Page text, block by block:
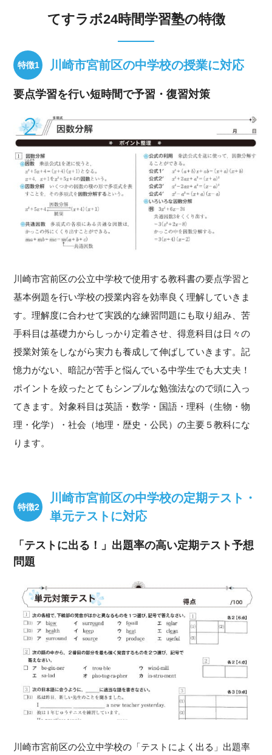
てすラボ24時間学習塾の特徴
川崎市宮前区の中学校の授業に対応
要点学習を行い短時間で予習・復習対策
川崎市宮前区の公立中学校で使用する教科書の要点学習と
基本例題を行い学校の授業内容を効率良く理解していきま
す。理解度に合わせて実践的な練習問題にも取り組み、苦
手科目は基礎力からしっかり定着させ、得意科目は日々の
授業対策をしながら実力も養成して伸ばしていきます。記
憶力がない、暗記が苦手と悩んでいる中学生でも大丈夫！
ポイントを絞ったとてもシンプルな勉強法なので頭に入っ
てきます。対象科目は英語・数学・国語・理科（生物・物
理・化学）・社会（地理・歴史・公民）の主要５教科にな
ります。
川崎市宮前区の中学校の定期テスト・
単元テストに対応
「テストに出る！」出題率の高い定期テスト予想
問題
川崎市宮前区の公立中学校の「テストによく出る」出題率